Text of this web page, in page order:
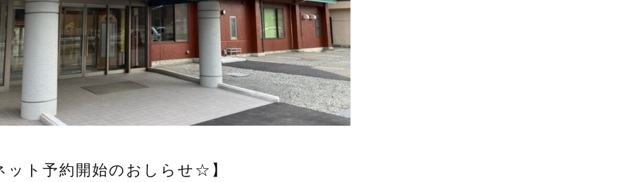
ト予約開始のおしらせ☆】